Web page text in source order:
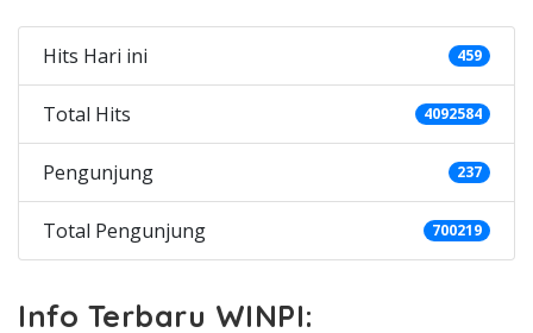
Hits Hari ini 459
Total Hits 4092584
Pengunjung 237
Total Pengunjung 700219
Info Terbaru WINPI: